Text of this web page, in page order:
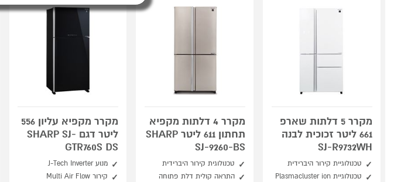
מקרר 5 דלתות שארפ
661 ליטר זכוכית לבנה
SJ-R9732WH
טכנולוגיית קירור היברידית
טכנולוגיית Plasmacluster ion
מקרר 4 דלתות מקפיא
תחתון 611 ליטר SHARP
SJ-9260-BS
טכנולוגית קירור היברידית
התראה קולית דלת פתוחה
מקרר מקפיא עליון 556
ליטר דגם SHARP SJ-
GTR760S DS
מנוע J-Tech Inverter
קירור Multi Air Flow